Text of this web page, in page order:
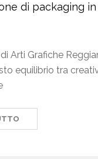
di packaging
Arti Grafiche
equilibrio tra